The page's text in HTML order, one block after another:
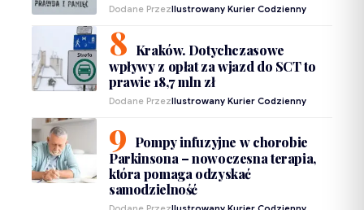
Dodane PrzezIlustrowany Kurier Codzienny
Kraków. Dotychczasowe
wpływy z opłat za wjazd do SCT to
prawie 18,7 mln zł
Dodane PrzezIlustrowany Kurier Codzienny
Pompy infuzyjne w chorobie
Parkinsona – nowoczesna terapia,
która pomaga odzyskać
samodzielność